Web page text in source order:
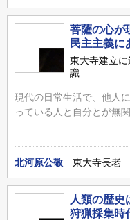
菩薩の心が
民主主義に
東大寺建立
識
現代の日常生活で、他人
っている人と自分とが無
北河原公敬 東大寺長老
人類の歴史
狩猟採集時